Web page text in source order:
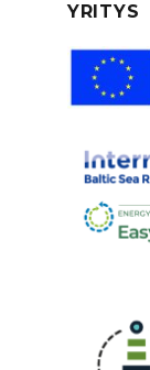
YRITYS